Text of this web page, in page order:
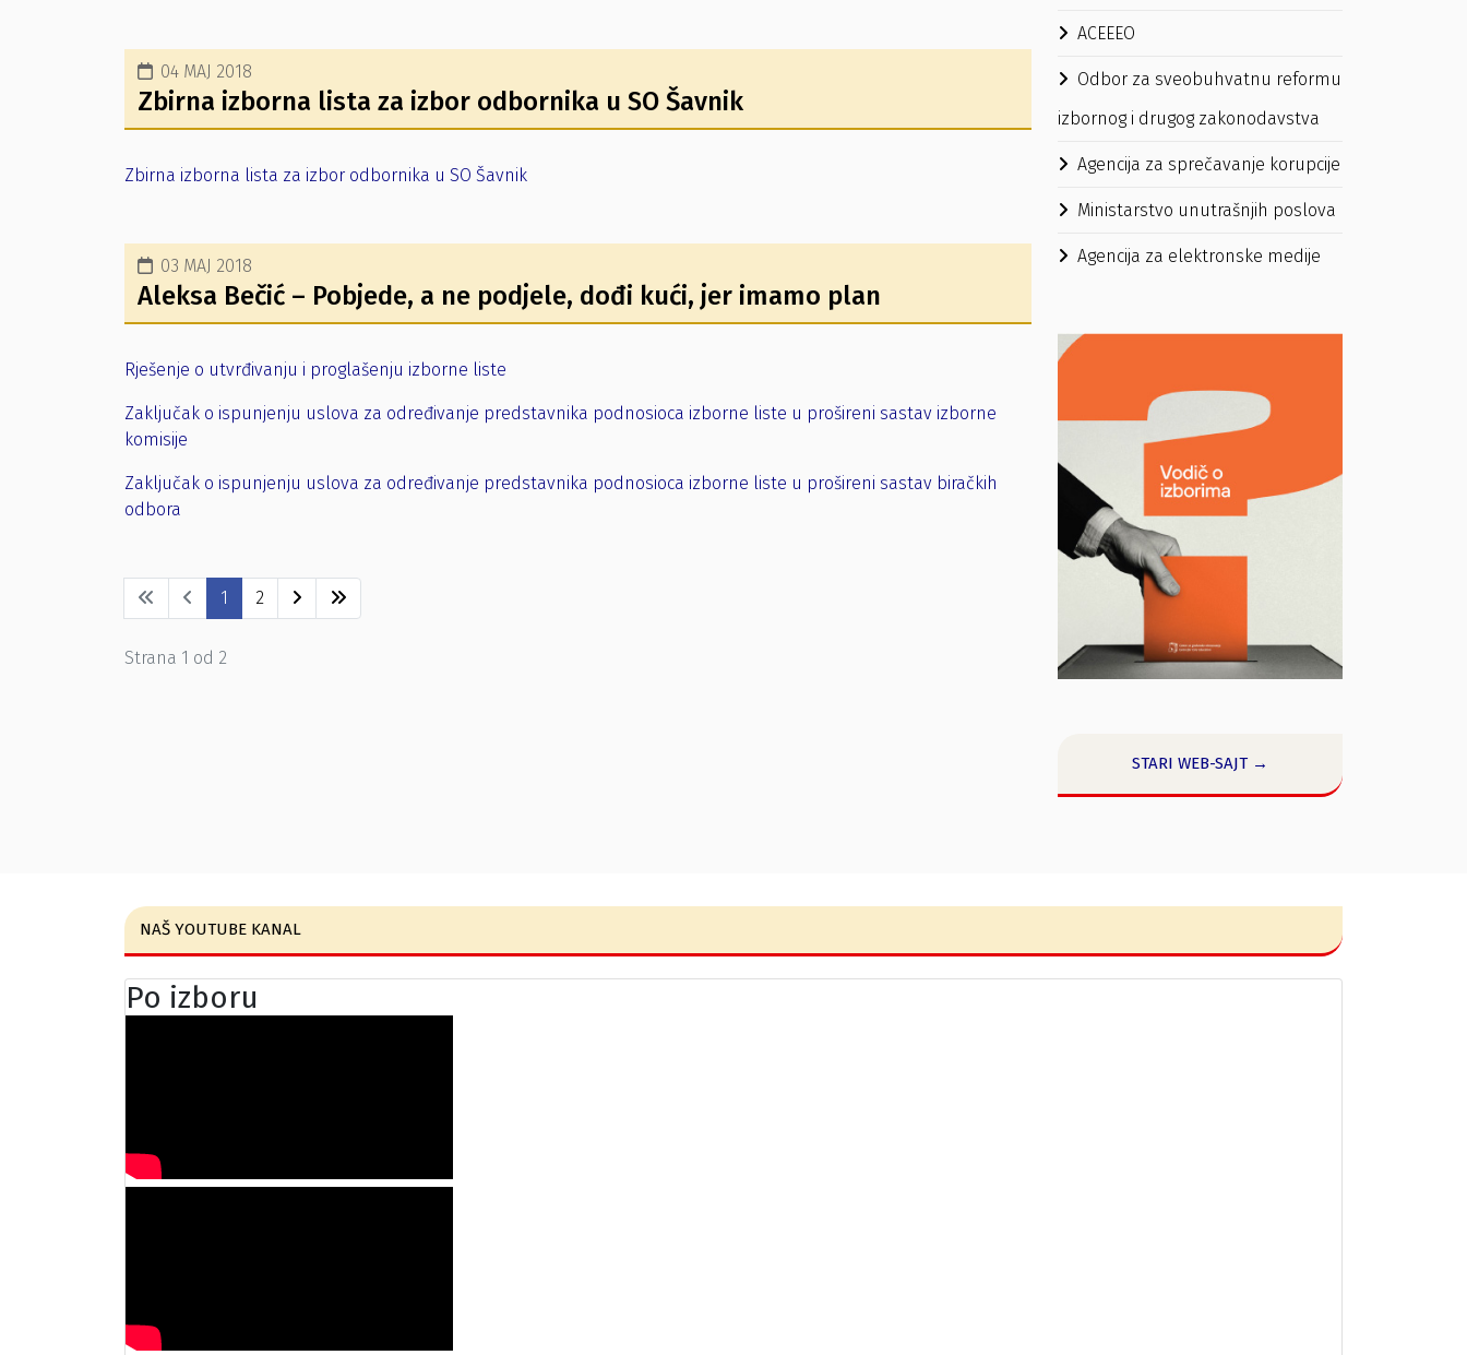
04 MAJ 2018
Zbirna izborna lista za izbor odbornika u SO Šavnik
Zbirna izborna lista za izbor odbornika u SO Šavnik
03 MAJ 2018
Aleksa Bečić – Pobjede, a ne podjele, dođi kući, jer imamo plan
Rješenje o utvrđivanju i proglašenju izborne liste
Zaključak o ispunjenju uslova za određivanje predstavnika podnosioca izborne liste u prošireni sastav izborne
komisije
Zaključak o ispunjenju uslova za određivanje predstavnika podnosioca izborne liste u prošireni sastav biračkih
odbora
1 2
Strana 1 od 2
ACEEEO
Odbor za sveobuhvatnu reformu
izbornog i drugog zakonodavstva
Agencija za sprečavanje korupcije
Ministarstvo unutrašnjih poslova
Agencija za elektronske medije
STARI WEB-SAJT →
NAŠ YOUTUBE KANAL
Po izboru